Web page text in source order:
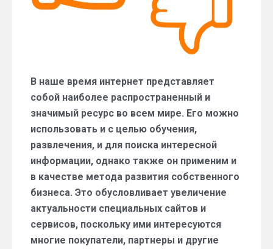
В наше время интернет представляет
собой наиболее распространенный и
значимый ресурс во всем мире. Его можно
использовать и с целью обучения,
развлечения, и для поиска интересной
информации, однако также он применим и
в качестве метода развития собственного
бизнеса. Это обусловливает увеличение
актуальности специальных сайтов и
сервисов, поскольку ими интересуются
многие покупатели, партнеры и другие